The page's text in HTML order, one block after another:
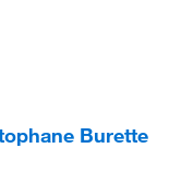
Burette